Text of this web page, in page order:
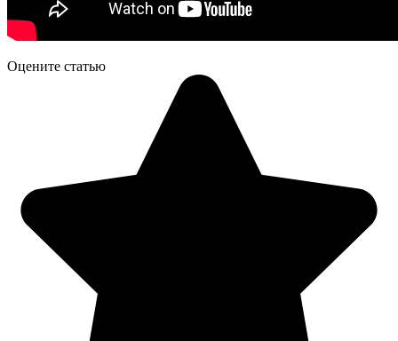
Оцените статью